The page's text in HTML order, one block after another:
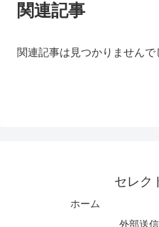
関連記事
関連記事は見つかりませんで
セレク
ホーム
外部送